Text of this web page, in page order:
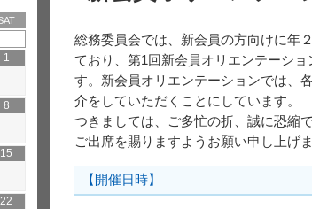
総務委員会では、新会員の方向けに年
ており、第1回新会員オリエンテーシ
す。新会員オリエンテーションでは、
介をしていただくことにしています。
つきましては、ご多忙の折、誠に恐縮
ご出席を賜りますようお願い申し上げま
【開催日時】
1
8
15
22